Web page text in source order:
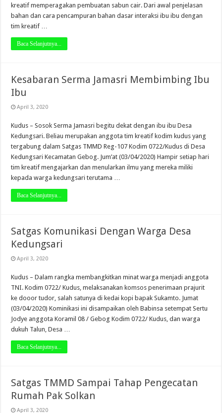
kreatif memperagakan pembuatan sabun cair. Dari awal penjelasan
bahan dan cara pencampuran bahan dasar interaksi ibu ibu dengan
tim kreatif …
Baca Selanjutnya...
Kesabaran Serma Jamasri Membimbing Ibu
Ibu
April 3, 2020
Kudus – Sosok Serma Jamasri begitu dekat dengan ibu ibu Desa
Kedungsari. Beliau merupakan anggota tim kreatif kodim kudus yang
tergabung dalam Satgas TMMD Reg-107 Kodim 0722/Kudus di Desa
Kedungsari Kecamatan Gebog. Jum’at (03/04/2020) Hampir setiap hari
tim kreatif mengajarkan dan menularkan ilmu yang mereka miliki
kepada warga kedungsari terutama …
Baca Selanjutnya...
Satgas Komunikasi Dengan Warga Desa
Kedungsari
April 3, 2020
Kudus – Dalam rangka membangkitkan minat warga menjadi anggota
TNI. Kodim 0722/ Kudus, melaksanakan komsos penerimaan prajurit
ke dooor tudor, salah satunya di kedai kopi bapak Sukamto. Jumat
(03/04/2020) Kominikasi ini disampaikan oleh Babinsa setempat Sertu
Jodye anggota Koramil 08 / Gebog Kodim 0722/ Kudus, dan warga
dukuh Talun, Desa …
Baca Selanjutnya...
Satgas TMMD Sampai Tahap Pengecatan
Rumah Pak Solkan
April 3, 2020